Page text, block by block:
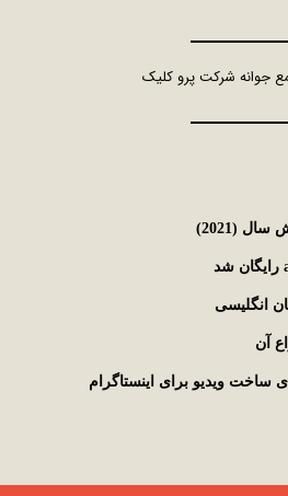
جوانه شرکت پرو کلیک
(2021)
انگلیسی
آن
ساخت ویدیو برای اینستاگرام